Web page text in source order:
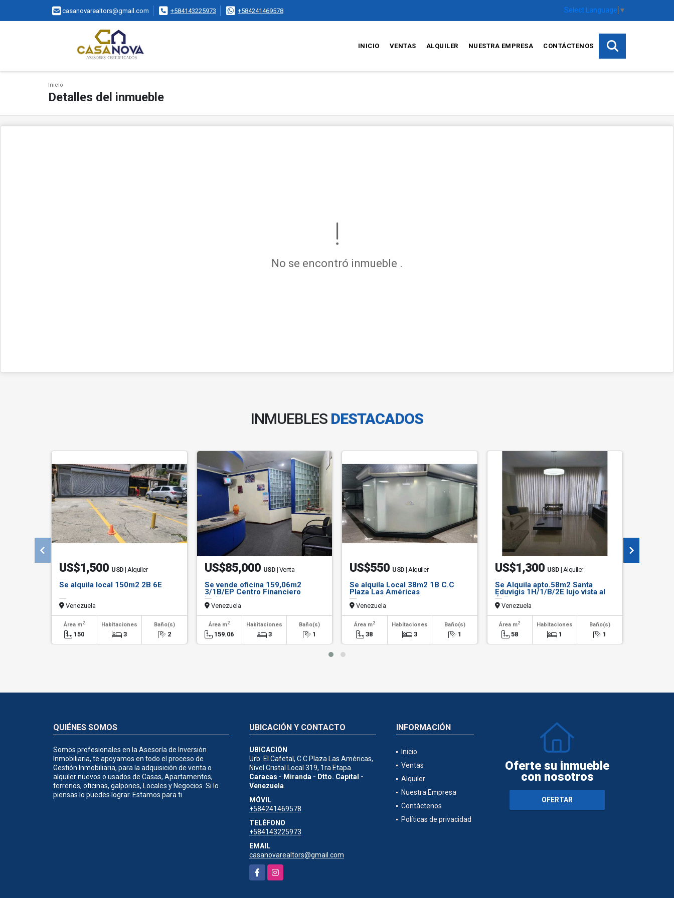
casanovarealtors@gmail.com +584143225973 +584241469578 Select Language ▼
INICIO VENTAS ALQUILER NUESTRA EMPRESA CONTÁCTENOS
Inicio
Detalles del inmueble
No se encontró inmueble .
INMUEBLES DESTACADOS
US$1,500 USD | Alquiler
Se alquila local 150m2 2B 6E
Venezuela
Área m2
150
Habitaciones
3
Baño(s)
2
US$85,000 USD | Venta
Se vende oficina 159,06m2
3/1B/EP Centro Financiero
Latino
Venezuela
Área m2
159.06
Habitaciones
3
Baño(s)
1
US$550 USD | Alquiler
Se alquila Local 38m2 1B C.C
Plaza Las Américas
Venezuela
Área m2
38
Habitaciones
3
Baño(s)
1
US$1,300 USD | Alquiler
Se Alquila apto.58m2 Santa
Eduvigis 1H/1/B/2E lujo vista al
Ávila
Venezuela
Área m2
58
Habitaciones
1
Baño(s)
1
QUIÉNES SOMOS
Somos profesionales en la Asesoría de Inversión
Inmobiliaria, te apoyamos en todo el proceso de
Gestión Inmobiliaria, para la adquisición de venta o
alquiler nuevos o usados de Casas, Apartamentos,
terrenos, oficinas, galpones, Locales y Negocios. Si lo
piensas lo puedes lograr. Estamos para ti.
UBICACIÓN Y CONTACTO
UBICACIÓN
Urb. El Cafetal, C.C Plaza Las Américas,
Nivel Cristal Local 319, 1ra Etapa.
Caracas - Miranda - Dtto. Capital -
Venezuela
MÓVIL
+584241469578
TELÉFONO
+584143225973
EMAIL
casanovarealtors@gmail.com
FacebookInstagram
INFORMACIÓN
Inicio
Ventas
Alquiler
Nuestra Empresa
Contáctenos
Políticas de privacidad
Oferte su inmueble
con nosotros
OFERTAR